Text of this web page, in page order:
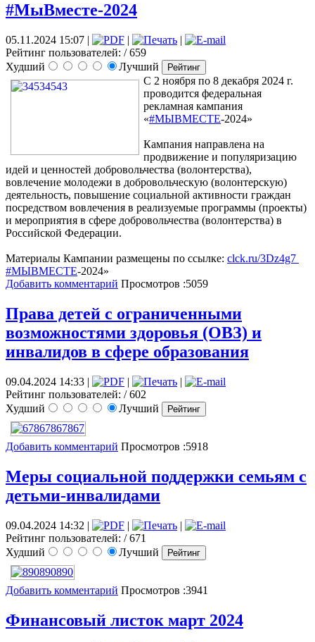
#МыВместе-2024
05.11.2024 15:07 | |
|
Рейтинг пользователей: / 659
Худший
Лучший
С 2 ноября по 8 декабря 2024 г.
проводится федеральная
рекламная кампания
«#МЫВМЕСТЕ-2024»
Кампания направлена на
продвижение и популяризацию
идей и ценностей добровольчества (волонтерства),
вовлечение молодежи в добровольческую (волонтерскую)
деятельность, повышение социальной активности граждан
посредством вовлечения в реализуемые программы (проекты)
и мероприятия в сфере добровольчества (волонтерства) в
Российской Федерации.
Материалы Кампании размещены по ссылке: clck.ru/3Dz4g7
#МЫВМЕСТЕ-2024»
Добавить комментарий Просмотров :5059
Права детей с ограниченными
возможностями здоровья (ОВЗ) и
инвалидов в сфере образования
09.04.2024 14:33 | |
|
Рейтинг пользователей: / 602
Худший
Лучший
Добавить комментарий Просмотров :5918
Меры социальной поддержки семьям с
детьми-инвалидами
09.04.2024 14:32 | |
|
Рейтинг пользователей: / 671
Худший
Лучший
Добавить комментарий Просмотров :3941
Финансовый листок март 2024